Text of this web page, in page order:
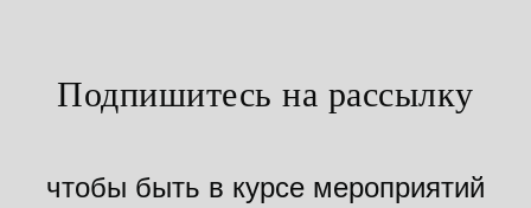
Подпишитесь на рассылку
чтобы быть в курсе мероприятий